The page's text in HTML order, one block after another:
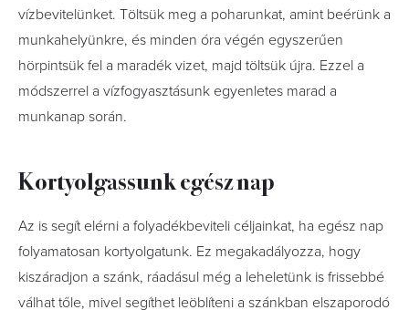
vízbevitelünket. Töltsük meg a poharunkat, amint beérünk a
munkahelyünkre, és minden óra végén egyszerűen
hörpintsük fel a maradék vizet, majd töltsük újra. Ezzel a
módszerrel a vízfogyasztásunk egyenletes marad a
munkanap során.
Kortyolgassunk egész nap
Az is segít elérni a folyadékbeviteli céljainkat, ha egész nap
folyamatosan kortyolgatunk. Ez megakadályozza, hogy
kiszáradjon a szánk, ráadásul még a leheletünk is frissebbé
válhat tőle, mivel segíthet leöblíteni a szánkban elszaporodó